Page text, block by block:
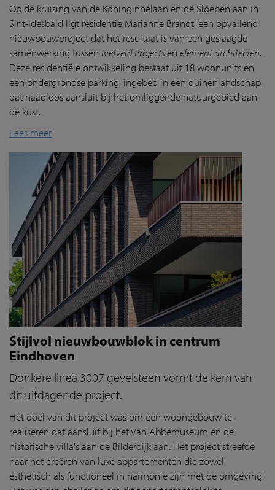
Op de kruising van de Koninginnelaan en de Sloepenlaan in
Sint-Idesbald ligt residentie Marianne Brandt, een opvallend
nieuwbouwproject dat het resultaat is van een geslaagde
samenwerking tussen Rietveld Projectsen element architecten.
Deze residentiële ontwikkeling bestaat uit 18 woonunits en
een ondergrondse parking, ingebed in een duinenlandschap
dat naadloos aansluit bij het omliggende natuurgebied aan
de kust.
Lees meer
Stijlvol nieuwbouwblok in centrum
Eindhoven
Donkere linea 3007 gevelsteen vormt de kern van
dit uitdagende project.
Het doel van dit project was om een woongebouw te
realiseren dat aansluit bij het Van Abbemuseum en de
historische villa's aan de Bilderdijklaan. Het project streefde
naar het creëren van luxe appartementen die zowel
esthetisch als functioneel in harmonie zijn met de omgeving.